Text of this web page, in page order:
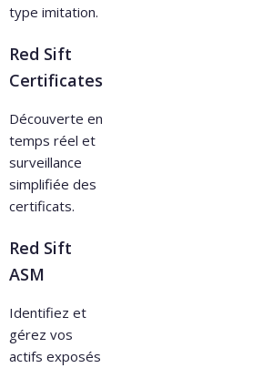
type imitation.
Red Sift
Certificates
Découverte en
temps réel et
surveillance
simplifiée des
certificats.
Red Sift
ASM
Identifiez et
gérez vos
actifs exposés